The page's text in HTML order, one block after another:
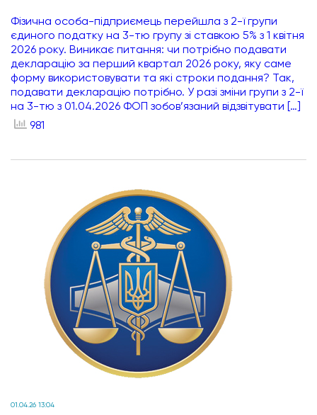
Фізична особа-підприємець перейшла з 2-ї групи
єдиного податку на 3-тю групу зі ставкою 5% з 1 квітня
2026 року. Виникає питання: чи потрібно подавати
декларацію за перший квартал 2026 року, яку саме
форму використовувати та які строки подання? Так,
подавати декларацію потрібно. У разі зміни групи з 2-ї
на 3-тю з 01.04.2026 ФОП зобов’язаний відзвітувати […]
981
01.04.26 13:04